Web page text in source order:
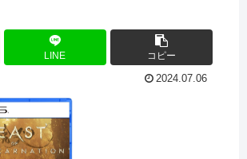
LINE コピー
2024.07.06